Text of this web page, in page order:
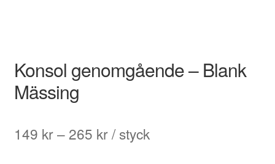
Konsol genomgående – Blank
Mässing
149 kr–265 krPrisintervall:
/ styck